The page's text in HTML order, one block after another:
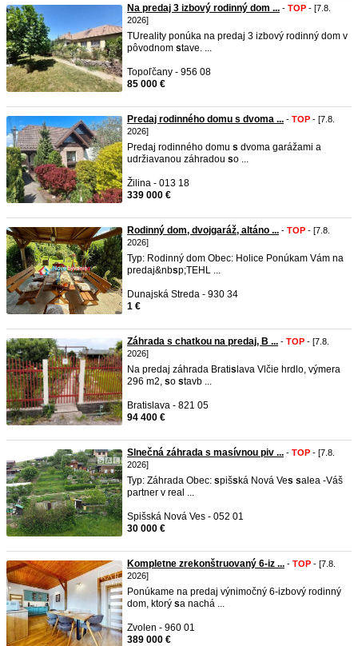
Na predaj 3 izbový rodinný dom ... - TOP - [7.8.
2026]
TUreality ponúka na predaj 3 izbový rodinný dom v
pôvodnom stave. ...
Topoľčany - 956 08
85 000 €
Predaj rodinného domu s dvoma ... - TOP - [7.8.
2026]
Predaj rodinného domu s dvoma garážami a
udržiavanou záhradou so ...
Žilina - 013 18
339 000 €
Rodinný dom, dvojgaráž, altáno ... - TOP - [7.8.
2026]
Typ: Rodinný dom Obec: Holice Ponúkam Vám na
predaj&nbsp;TEHL ...
Dunajská Streda - 930 34
1 €
Záhrada s chatkou na predaj, B ... - TOP - [7.8.
2026]
Na predaj záhrada Bratis lava Vlčie hrdlo, výmera
296 m2, so stavb ...
Bratislava - 821 05
94 400 €
Slnečná záhrada s masívnou piv ... - TOP - [7.8.
2026]
Typ: Záhrada Obec: spišská Nová Ves salea -Váš
partner v real ...
Spišská Nová Ves - 052 01
30 000 €
Kompletne zrekonštruovaný 6-iz ... - TOP - [7.8.
2026]
Ponúkame na predaj výnimočný 6-izbový rodinný
dom, ktorý sa nachá ...
Zvolen - 960 01
389 000 €